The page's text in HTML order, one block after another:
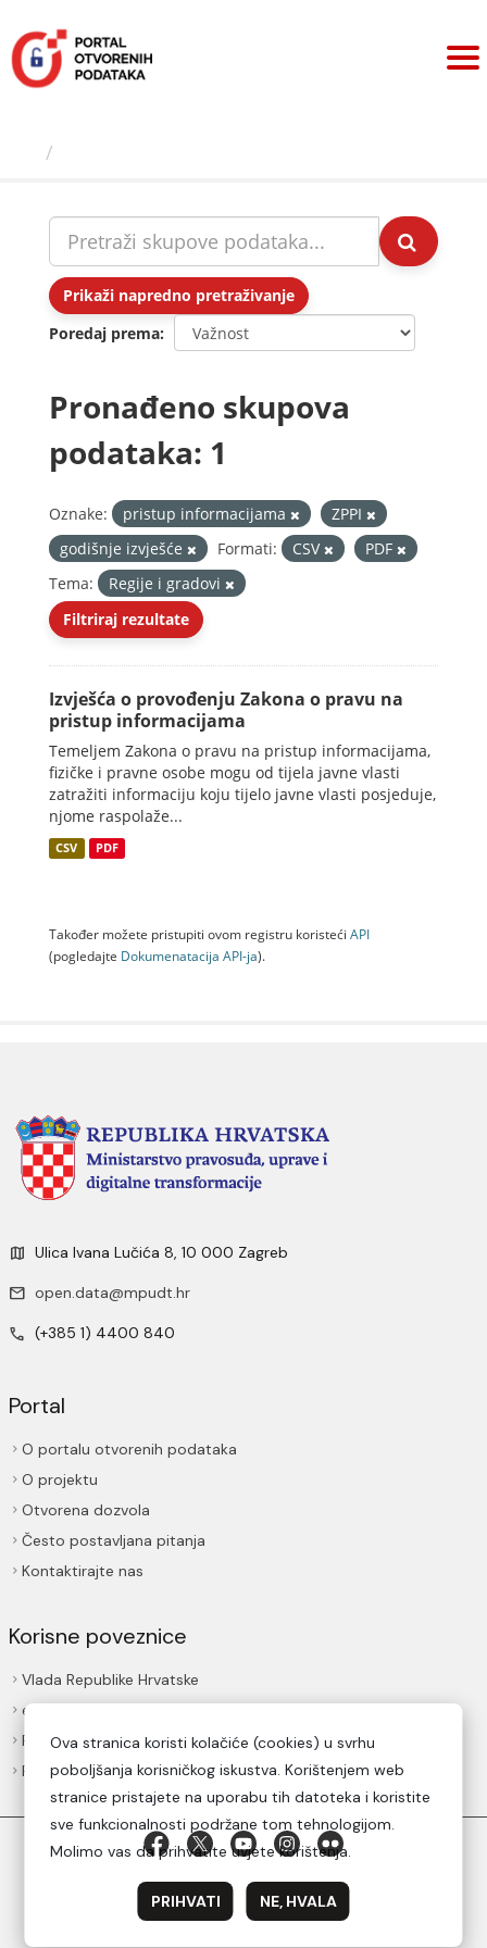
sadržaj
Prikaži napredno pretraživanje
Poredaj prema
Pronađeno skupova
podataka: 1
Oznake: pristup informacijama
ZPPI
godišnje izvješće
Formati: CSV
PDF
Tema:
Regije i gradovi
Filtriraj rezultate
Izvješća o provođenju Zakona o pravu na
pristup informacijama
Temeljem Zakona o pravu na pristup informacijama,
fizičke i pravne osobe mogu od tijela javne vlasti
zatražiti informaciju koju tijelo javne vlasti posjeduje,
njome raspolaže...
CSV PDF
Također možete pristupiti ovom registru koristeći API
(pogledajte Dokumenаtаcijа API-jа).